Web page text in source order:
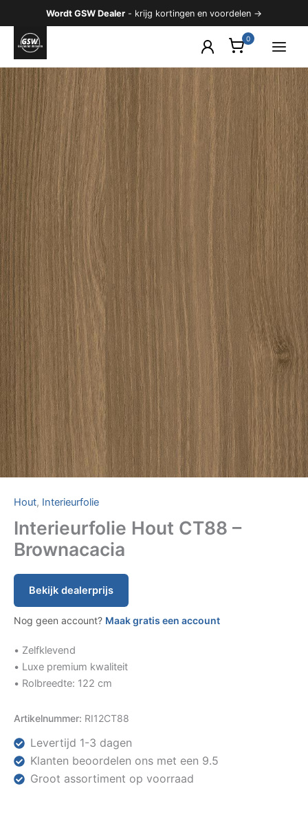
naar
inhoud
Wordt GSW Dealer - krijg kortingen en voordelen →
Hout, Interieurfolie
Interieurfolie Hout CT88 –
Brownacacia
Bekijk dealerprijs
Nog geen account? Maak gratis een account
• Zelfklevend
• Luxe premium kwaliteit
• Rolbreedte: 122 cm
Artikelnummer: RI12CT88
Levertijd 1-3 dagen
Klanten beoordelen ons met een 9.5
Groot assortiment op voorraad